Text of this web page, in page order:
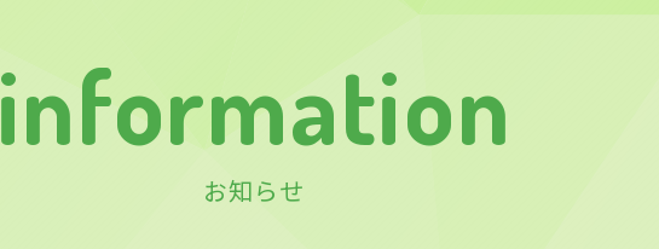
information
お知らせ